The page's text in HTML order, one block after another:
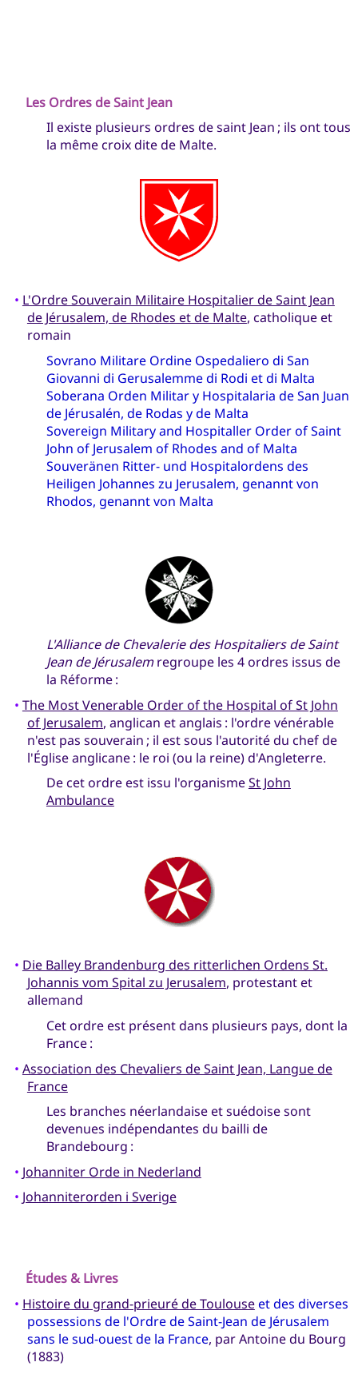
Les Ordres de Saint Jean
Il existe plusieurs ordres de saint Jean ; ils ont tous
la même croix dite de Malte.
• L'Ordre Souverain Militaire Hospitalier de Saint Jean
de Jérusalem, de Rhodes et de Malte, catholique et
romain
Sovrano Militare Ordine Ospedaliero di San
Giovanni di Gerusalemme di Rodi et di Malta
Soberana Orden Militar y Hospitalaria de San Juan
de Jérusalén, de Rodas y de Malta
Sovereign Military and Hospitaller Order of Saint
John of Jerusalem of Rhodes and of Malta
Souveränen Ritter- und Hospitalordens des
Heiligen Johannes zu Jerusalem, genannt von
Rhodos, genannt von Malta
L'Alliance de Chevalerie des Hospitaliers de Saint
Jean de Jérusalemregroupe les 4 ordres issus de
la Réforme :
• The Most Venerable Order of the Hospital of St John
of Jerusalem, anglican et anglais : l'ordre vénérable
n'est pas souverain ; il est sous l'autorité du chef de
l'Église anglicane : le roi (ou la reine) d'Angleterre.
De cet ordre est issu l'organismeSt John
Ambulance
• Die Balley Brandenburg des ritterlichen Ordens St.
Johannis vom Spital zu Jerusalem, protestant et
allemand
Cet ordre est présent dans plusieurs pays, dont la
France :
• Association des Chevaliers de Saint Jean, Langue de
France
Les branches néerlandaise et suédoise sont
devenues indépendantes du bailli de
Brandebourg :
• Johanniter Orde in Nederland
• Johanniterorden i Sverige
Études & Livres
• Histoire du grand-prieuré de Toulouseet des diverses
possessions de l'Ordre de Saint-Jean de Jérusalem
sans le sud-ouest de la France, par Antoine du Bourg
(1883)